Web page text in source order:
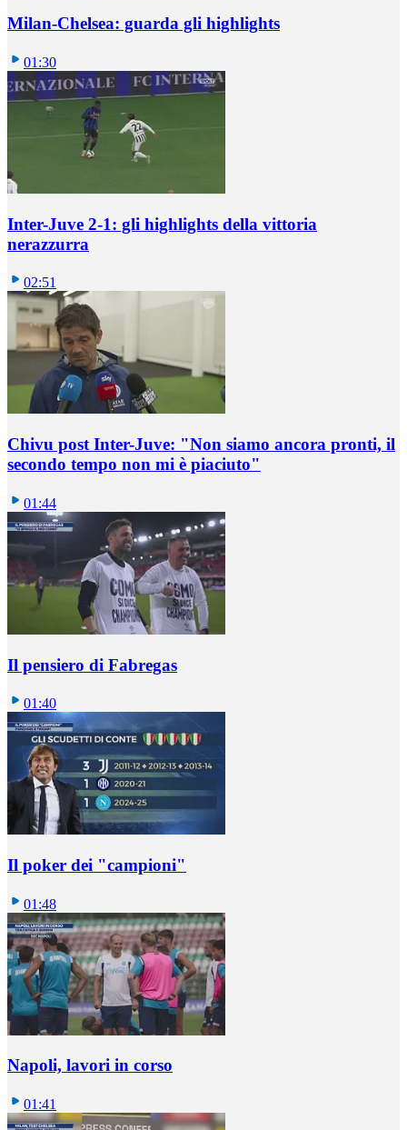
Milan-Chelsea: guarda gli highlights
01:30
Inter-Juve 2-1: gli highlights della vittoria
nerazzurra
02:51
Chivu post Inter-Juve: "Non siamo ancora pronti, il
secondo tempo non mi è piaciuto"
01:44
Il pensiero di Fabregas
01:40
Il poker dei "campioni"
01:48
Napoli, lavori in corso
01:41